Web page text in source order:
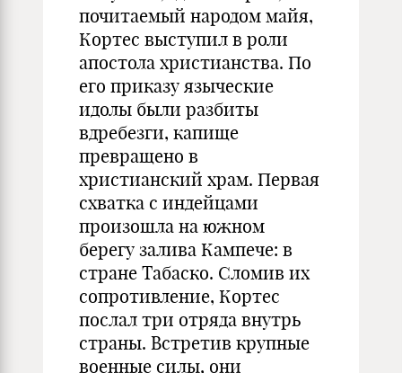
почитаемый народом майя,
Кортес выступил в роли
апостола христианства. По
его приказу языческие
идолы были разбиты
вдребезги, капище
превращено в
христианский храм. Первая
схватка с индейцами
произошла на южном
берегу залива Кампече: в
стране Табаско. Сломив их
сопротивление, Кортес
послал три отряда внутрь
страны. Встретив крупные
военные силы, они